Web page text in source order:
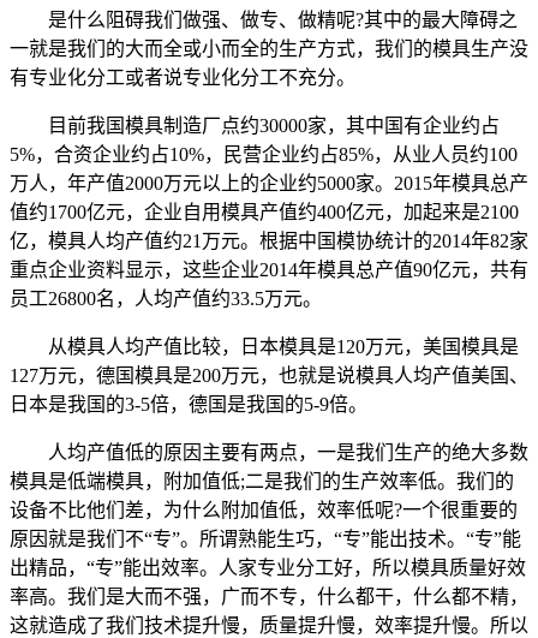
是什么阻碍我们做强、做专、做精呢?其中的最大障碍之
一就是我们的大而全或小而全的生产方式，我们的模具生产没
有专业化分工或者说专业化分工不充分。
目前我国模具制造厂点约30000家，其中国有企业约占
5%，合资企业约占10%，民营企业约占85%，从业人员约100
万人，年产值2000万元以上的企业约5000家。2015年模具总产
值约1700亿元，企业自用模具产值约400亿元，加起来是2100
亿，模具人均产值约21万元。根据中国模协统计的2014年82家
重点企业资料显示，这些企业2014年模具总产值90亿元，共有
员工26800名，人均产值约33.5万元。
从模具人均产值比较，日本模具是120万元，美国模具是
127万元，德国模具是200万元，也就是说模具人均产值美国、
日本是我国的3-5倍，德国是我国的5-9倍。
人均产值低的原因主要有两点，一是我们生产的绝大多数
模具是低端模具，附加值低;二是我们的生产效率低。我们的
设备不比他们差，为什么附加值低，效率低呢?一个很重要的
原因就是我们不“专”。所谓熟能生巧，“专”能出技术。“专”能
出精品，“专”能出效率。人家专业分工好，所以模具质量好效
率高。我们是大而不强，广而不专，什么都干，什么都不精，
这就造成了我们技术提升慢，质量提升慢，效率提升慢。所以